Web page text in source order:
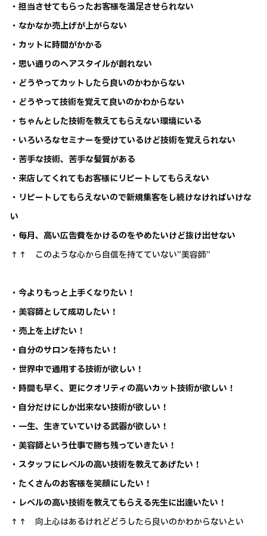
・担当させてもらったお客様を満足させられない
・なかなか売上げが上がらない
・カットに時間がかかる
・思い通りのヘアスタイルが創れない
・どうやってカットしたら良いのかわからない
・どうやって技術を覚えて良いのかわからない
・ちゃんとした技術を教えてもらえない環境にいる
・いろいろなセミナーを受けているけど技術を覚えられない
・苦手な技術、苦手な髪質がある
・来店してくれてもお客様にリピートしてもらえない
・リピートしてもらえないので新規集客をし続けなければいけな
い
・毎月、高い広告費をかけるのをやめたいけど抜け出せない
↑↑ このような心から自信を持てていない”美容師”
・今よりもっと上手くなりたい！
・美容師として成功したい！
・売上を上げたい！
・自分のサロンを持ちたい！
・世界中で通用する技術が欲しい！
・時間も早く、更にクオリティの高いカット技術が欲しい！
・自分だけにしか出来ない技術が欲しい！
・一生、生きていていける武器が欲しい！
・美容師という仕事で勝ち残っていきたい！
・スタッフにレベルの高い技術を教えてあげたい！
・たくさんのお客様を笑顔にしたい！
・レベルの高い技術を教えてもらえる先生に出逢いたい！
↑↑ 向上心はあるけれどどうしたら良いのかわからないとい